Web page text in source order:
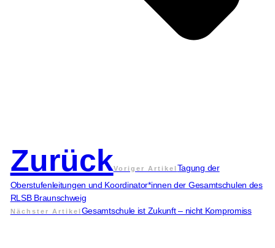
ZurückVoriger Artikel Tagung der
Oberstufenleitungen und Koordinator*innen der Gesamtschulen des
RLSB Braunschweig
Nächster Artikel Gesamtschule ist Zukunft – nicht Kompromiss